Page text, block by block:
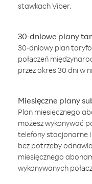
stawkach Viber.
30-dniowe plany
30-dniowy plan
połączeń
przez okres 30 dni w
Miesięczne plany
Plan miesięcznego
możesz wykonywać
telefony stacjonarne
bez potrzeby
miesięcznego
wykonywanych